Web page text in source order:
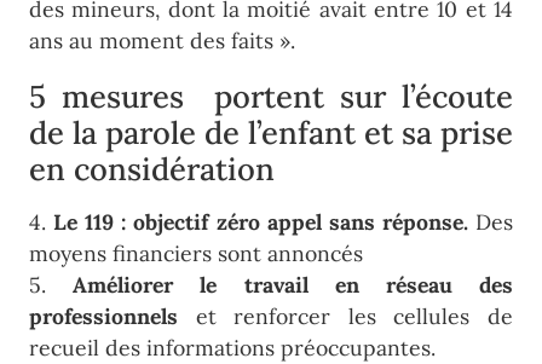
des mineurs, dont la moitié avait entre 10 et 14
ans au moment des faits ».
5 mesures portent sur l’écoute
de la parole de l’enfant et sa prise
en considération
4.Le 119 : objectif zéro appel sans réponse.Des
moyens financiers sont annoncés
5.Améliorer le travail en réseau des
professionnels et renforcer les cellules de
recueil des informations préoccupantes.